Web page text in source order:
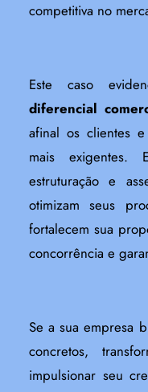
competitiva no
Este caso
diferencial
afinal os clientes
mais exigentes.
estruturação e
otimizam seus
fortalecem sua
concorrência e
Se a sua empresa
concretos,
impulsionar seu